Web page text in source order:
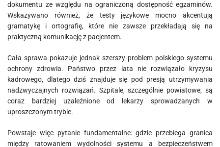
dokumentu ze względu na ograniczoną dostępność egzaminów.
Wskazywano również, że testy językowe mocno akcentują
gramatykę i ortografię, które nie zawsze przekładają się na
praktyczną komunikację z pacjentem.
Cała sprawa pokazuje jednak szerszy problem polskiego systemu
ochrony zdrowia. Państwo przez lata nie rozwiązało kryzysu
kadrowego, dlatego dziś znajduje się pod presją utrzymywania
nadzwyczajnych rozwiązań. Szpitale, szczególnie powiatowe, są
coraz bardziej uzależnione od lekarzy sprowadzanych w
uproszczonym trybie.
Powstaje więc pytanie fundamentalne: gdzie przebiega granica
między ratowaniem wydolności systemu a bezpieczeństwem